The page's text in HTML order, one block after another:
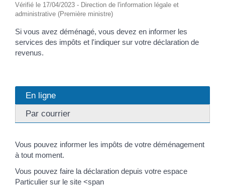
Vérifié le 17/04/2023 - Direction de l'information légale et
administrative (Première ministre)
Si vous avez déménagé, vous devez en informer les
services des impôts et l'indiquer sur votre déclaration de
revenus.
En ligne
Par courrier
Vous pouvez informer les impôts de votre déménagement
à tout moment.
Vous pouvez faire la déclaration depuis votre espace
Particulier sur le site <span